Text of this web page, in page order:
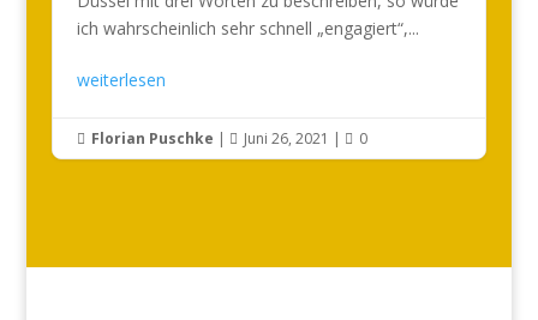
ich wahrscheinlich sehr schnell „engagiert“,...
weiterlesen
 Florian Puschke |  Juni 26, 2021 |  0